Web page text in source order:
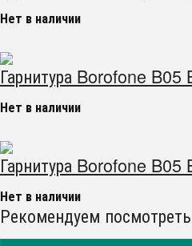
Нет в наличии
Гарнитура Borofone B05
Нет в наличии
Гарнитура Borofone
Нет в наличии
Рекомендуем посмотреть